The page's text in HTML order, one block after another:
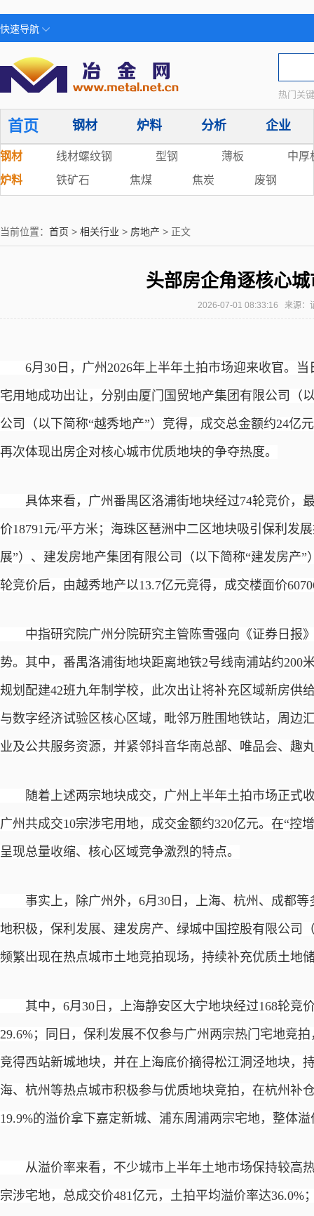
快速导航
热门关
首页 钢材 炉料 分析 企业
钢材 线材螺纹钢 型钢 薄板
中厚
炉料
铁矿石 焦煤 焦炭 废钢
当前位置： 首页 > 相关行业 > 房地产 > 正文
头部房企角逐核心
2026-07-01 08:33:16 来源
6月30日，广州2026年上半年土拍市场迎来收官。当
宅用地成功出让，分别由厦门国贸地产集团有限公司（
公司（以下简称“越秀地产”）竞得，成交总金额约24亿
再次体现出房企对核心城市优质地块的争夺热度。
具体来看，广州番禺区洛浦街地块经过74轮竞价，
价18791元/平方米；海珠区琶洲中二区地块吸引保利发
展”）、建发房地产集团有限公司（以下简称“建发房产
轮竞价后，由越秀地产以13.7亿元竞得，成交楼面价
中指研究院广州分院研究主管陈雪强向《证券日报
势。其中，番禺洛浦街地块距离地铁2号线南浦站约200
规划配建42班九年制学校，此次出让将补充区域新房供
与数字经济试验区核心区域，毗邻万胜围地铁站，周边
业及公共服务资源，并紧邻抖音华南总部、唯品会、趣
随着上述两宗地块成交，广州上半年土拍市场正式
广州共成交10宗涉宅用地，成交金额约320亿元。在“控
呈现总量收缩、核心区域竞争激烈的特点。
事实上，除广州外， 6月30日，上海、杭州、成都
地积极，保利发展、建发房产、绿城中国控股有限公司
频繁出现在热点城市土地竞拍现场，持续补充优质土地
其中， 6月30日，上海静安区大宁地块经过168轮竞
29.6%；同日，保利发展不仅参与广州两宗热门宅地竞
竞得西站新城地块，并在上海底价摘得松江洞泾地块，
海、杭州等热点城市积极参与优质地块竞拍，在杭州补
19.9%的溢价拿下嘉定新城、浦东周浦两宗宅地，整体溢
从溢价率来看，不少城市上半年土地市场保持较高
宗涉宅地，总成交价481亿元，土拍平均溢价率达